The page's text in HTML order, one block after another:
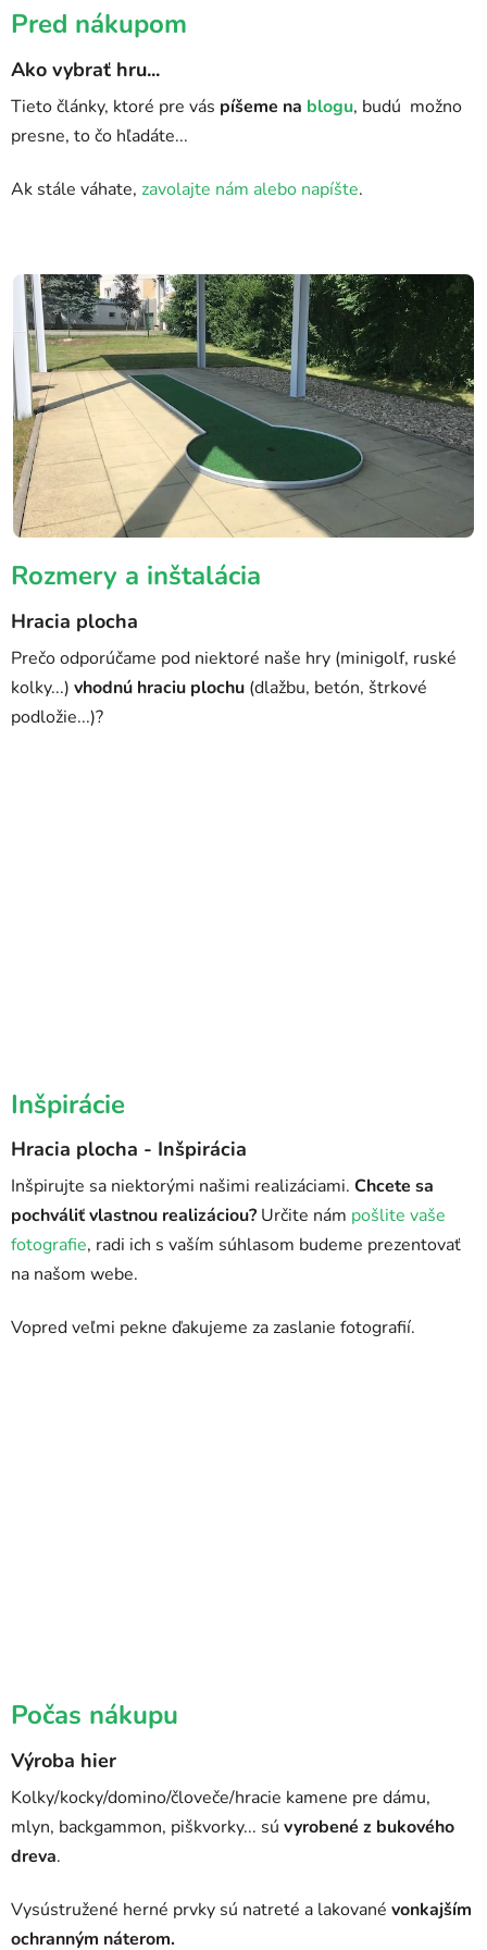
v
Pred nákupom
Ako vybrať hru...
Tieto články, ktoré pre vás píšeme na blogu, budú možno
presne, to čo hľadáte...
Ak stále váhate, zavolajte nám alebo napíšte.
Rozmery a inštalácia
Hracia plocha
Prečo odporúčame pod niektoré naše hry (minigolf, ruské
kolky...) vhodnú hraciu plochu (dlažbu, betón, štrkové
podložie...)?
Inšpirácie
Hracia plocha - Inšpirácia
Inšpirujte sa niektorými našimi realizáciami. Chcete sa
pochváliť vlastnou realizáciou? Určite nám pošlite vaše
fotografie, radi ich s vaším súhlasom budeme prezentovať
na našom webe.
Vopred veľmi pekne ďakujeme za zaslanie fotografií.
Počas nákupu
Výroba hier
Kolky/kocky/domino/človeče/hracie kamene pre dámu,
mlyn, backgammon, piškvorky... sú vyrobené z bukového
dreva.
Vysústružené herné prvky sú natreté a lakované vonkajším
ochranným náterom.